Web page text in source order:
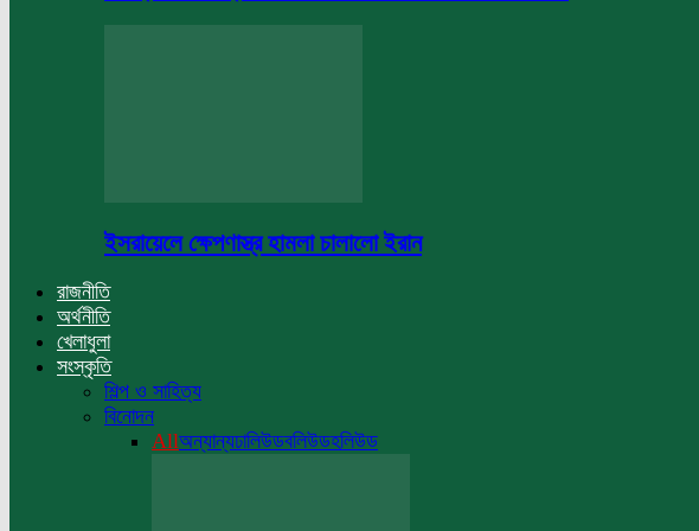
ইসরায়েলে ক্ষেপণাস্ত্র হামলা চালালো ইরান
রাজনীতি
অর্থনীতি
খেলাধুলা
সংস্কৃতি
শিল্প ও সাহিত্য
বিনোদন
Allঅন্যান্যঢালিউডবলিউডহলিউড